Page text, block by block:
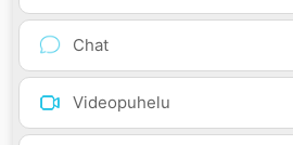
Chat
Videopuhelu